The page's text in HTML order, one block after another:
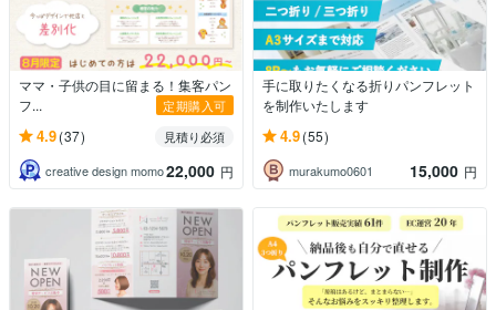
ママ・子供の目に留まる！集客パン
フ...
定期購入可
4.9(37)
見積り必須
creative design momo22,000 円
手に取りたくなる折りパンフレット
を制作いたします
4.9(55)
murakumo0601 15,000 円